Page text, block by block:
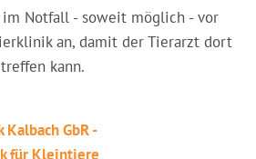
Notfall - soweit möglich - vor
an, damit der Tierarzt dort
kann.
GbR -
für Kleintiere